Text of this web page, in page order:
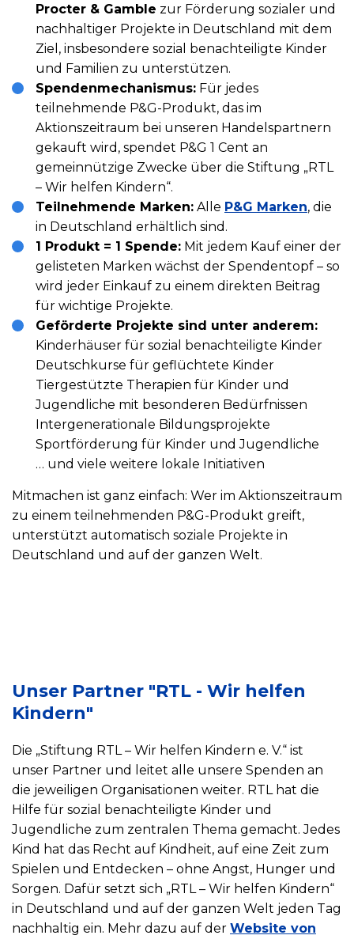
Procter & Gamble zur Förderung sozialer und
nachhaltiger Projekte in Deutschland mit dem
Ziel, insbesondere sozial benachteiligte Kinder
und Familien zu unterstützen.
Spendenmechanismus: Für jedes
teilnehmende P&G-Produkt, das im
Aktionszeitraum bei unseren Handelspartnern
gekauft wird, spendet P&G 1 Cent an
gemeinnützige Zwecke über die Stiftung „RTL
– Wir helfen Kindern“.
Teilnehmende Marken: Alle P&G Marken, die
in Deutschland erhältlich sind.
1 Produkt = 1 Spende: Mit jedem Kauf einer der
gelisteten Marken wächst der Spendentopf – so
wird jeder Einkauf zu einem direkten Beitrag
für wichtige Projekte.
Geförderte Projekte sind unter anderem:
Kinderhäuser für sozial benachteiligte Kinder
Deutschkurse für geflüchtete Kinder
Tiergestützte Therapien für Kinder und
Jugendliche mit besonderen Bedürfnissen
Intergenerationale Bildungsprojekte
Sportförderung für Kinder und Jugendliche
… und viele weitere lokale Initiativen
Mitmachen ist ganz einfach: Wer im Aktionszeitraum
zu einem teilnehmenden P&G-Produkt greift,
unterstützt automatisch soziale Projekte in
Deutschland und auf der ganzen Welt.
Unser Partner "RTL - Wir helfen
Kindern"
Die „Stiftung RTL – Wir helfen Kindern e. V.“ ist
unser Partner und leitet alle unsere Spenden an
die jeweiligen Organisationen weiter. RTL hat die
Hilfe für sozial benachteiligte Kinder und
Jugendliche zum zentralen Thema gemacht. Jedes
Kind hat das Recht auf Kindheit, auf eine Zeit zum
Spielen und Entdecken – ohne Angst, Hunger und
Sorgen. Dafür setzt sich „RTL – Wir helfen Kindern“
in Deutschland und auf der ganzen Welt jeden Tag
nachhaltig ein. Mehr dazu auf der Website von